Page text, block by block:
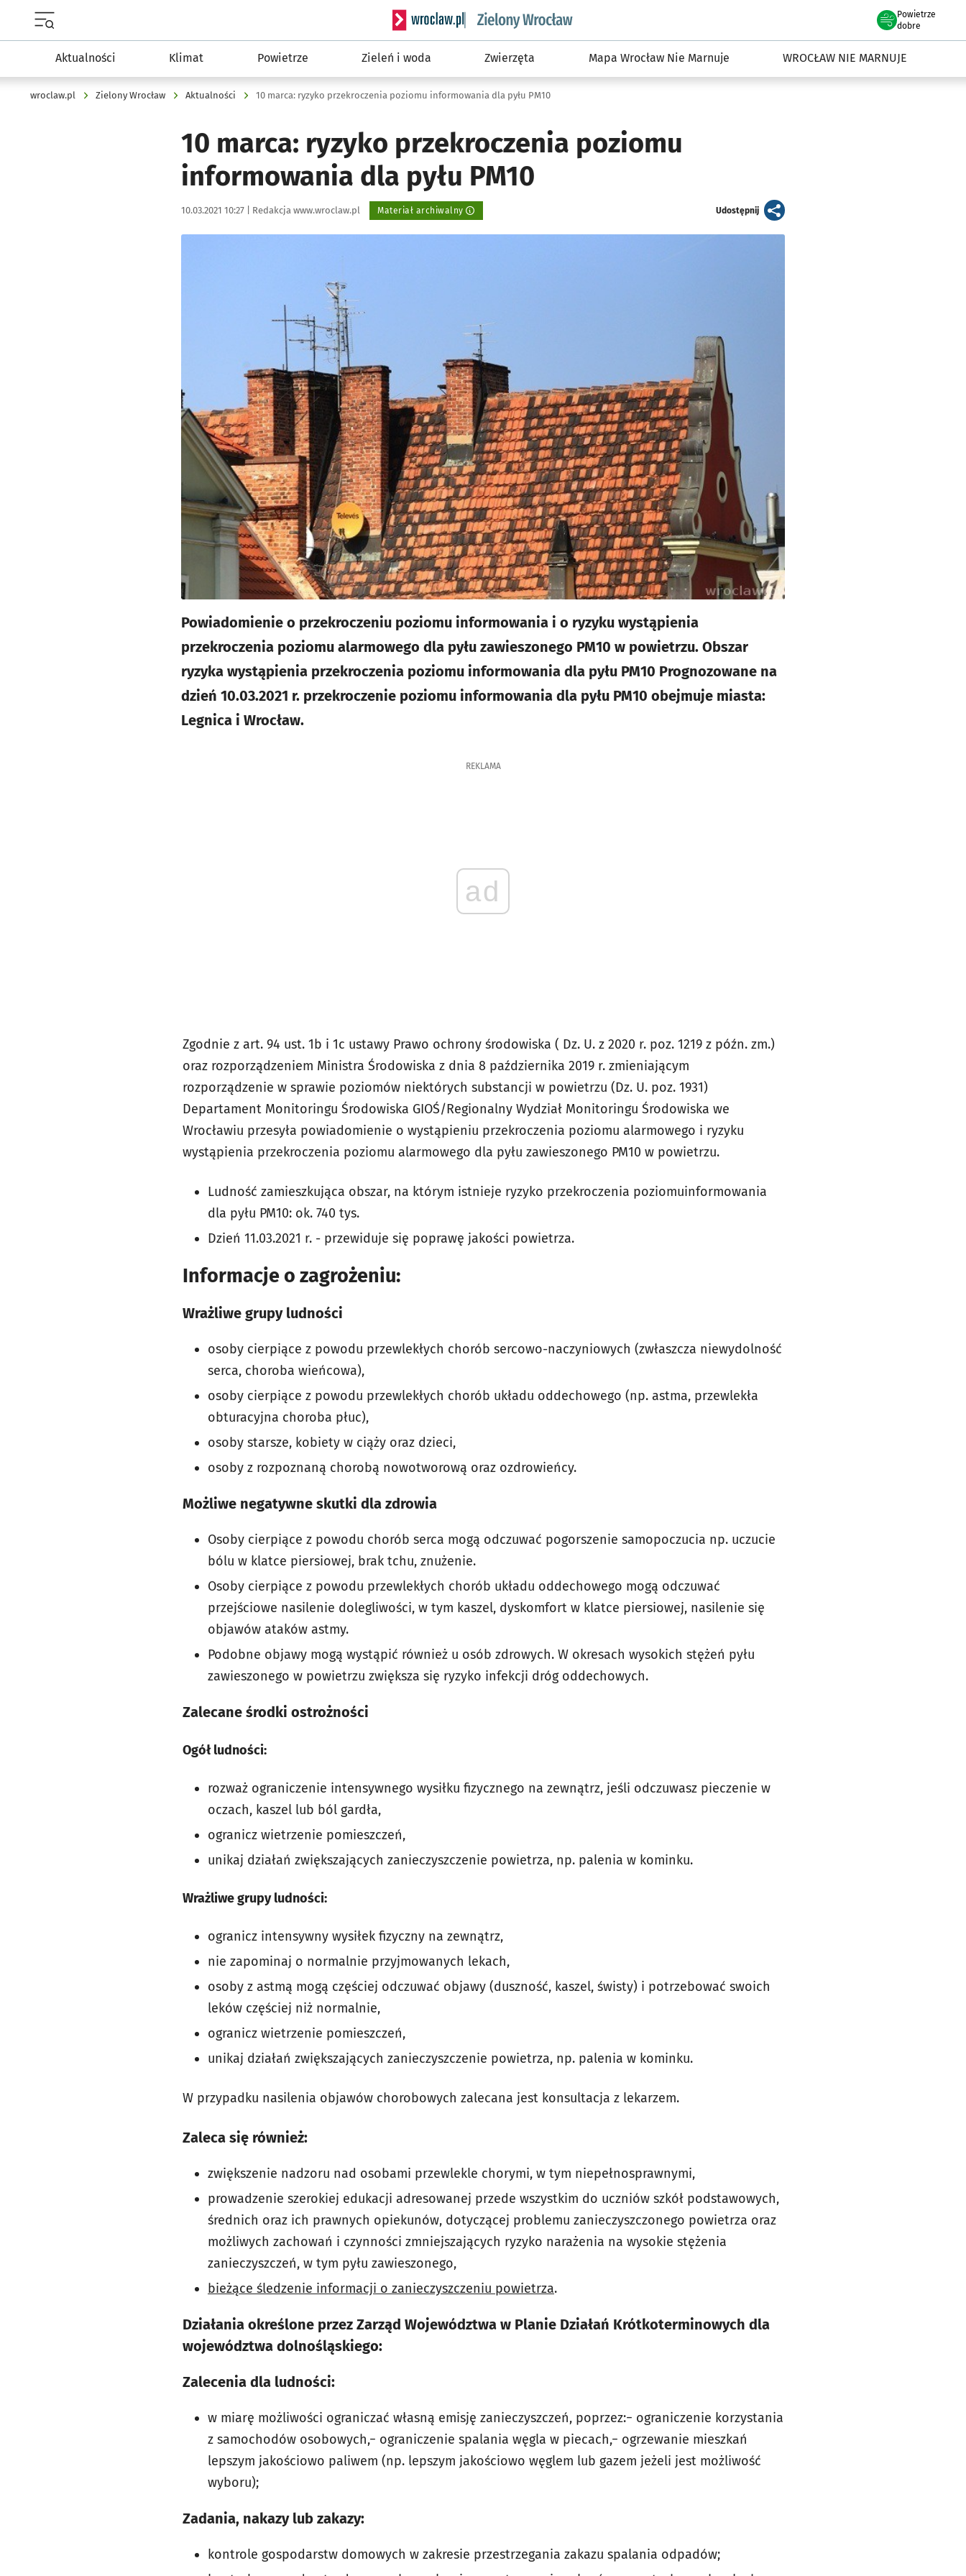
Serwis informacyjny wroclaw.pl podserwis: Środowisko we Wrocławiu
Powietrze
we Wrocławiu
dobre
Aktualności Klimat Powietrze Zieleń i woda Zwierzęta Mapa Wrocław Nie Marnuje WROCŁAW NIE MARNUJE
wroclaw.pl Zielony Wrocław Aktualności 10 marca: ryzyko przekroczenia poziomu informowania dla pyłu PM10
10 marca: ryzyko przekroczenia poziomu
informowania dla pyłu PM10
Data publikacji:
10.03.2021 10:27 | Autor:
Redakcja www.wroclaw.pl Materiał archiwalny Udostępnijartykuł
Powiadomienie o przekroczeniu poziomu informowania i o ryzyku wystąpienia
przekroczenia poziomu alarmowego dla pyłu zawieszonego PM10 w powietrzu. Obszar
ryzyka wystąpienia przekroczenia poziomu informowania dla pyłu PM10 Prognozowane na
dzień 10.03.2021 r. przekroczenie poziomu informowania dla pyłu PM10 obejmuje miasta:
Legnica i Wrocław.
REKLAMA
ad
Zgodnie z art. 94 ust. 1b i 1c ustawy Prawo ochrony środowiska ( Dz. U. z 2020 r. poz. 1219 z późn. zm.)
oraz rozporządzeniem Ministra Środowiska z dnia 8 października 2019 r. zmieniającym
rozporządzenie w sprawie poziomów niektórych substancji w powietrzu (Dz. U. poz. 1931)
Departament Monitoringu Środowiska GIOŚ/Regionalny Wydział Monitoringu Środowiska we
Wrocławiu przesyła powiadomienie o wystąpieniu przekroczenia poziomu alarmowego i ryzyku
wystąpienia przekroczenia poziomu alarmowego dla pyłu zawieszonego PM10 w powietrzu.
Ludność zamieszkująca obszar, na którym istnieje ryzyko przekroczenia poziomuinformowania
dla pyłu PM10: ok. 740 tys.
Dzień 11.03.2021 r. - przewiduje się poprawę jakości powietrza.
Informacje o zagrożeniu:
Wrażliwe grupy ludności
osoby cierpiące z powodu przewlekłych chorób sercowo-naczyniowych (zwłaszcza niewydolność
serca, choroba wieńcowa),
osoby cierpiące z powodu przewlekłych chorób układu oddechowego (np. astma, przewlekła
obturacyjna choroba płuc),
osoby starsze, kobiety w ciąży oraz dzieci,
osoby z rozpoznaną chorobą nowotworową oraz ozdrowieńcy.
Możliwe negatywne skutki dla zdrowia
Osoby cierpiące z powodu chorób serca mogą odczuwać pogorszenie samopoczucia np. uczucie
bólu w klatce piersiowej, brak tchu, znużenie.
Osoby cierpiące z powodu przewlekłych chorób układu oddechowego mogą odczuwać
przejściowe nasilenie dolegliwości, w tym kaszel, dyskomfort w klatce piersiowej, nasilenie się
objawów ataków astmy.
Podobne objawy mogą wystąpić również u osób zdrowych. W okresach wysokich stężeń pyłu
zawieszonego w powietrzu zwiększa się ryzyko infekcji dróg oddechowych.
Zalecane środki ostrożności
Ogół ludności:
rozważ ograniczenie intensywnego wysiłku fizycznego na zewnątrz, jeśli odczuwasz pieczenie w
oczach, kaszel lub ból gardła,
ogranicz wietrzenie pomieszczeń,
unikaj działań zwiększających zanieczyszczenie powietrza, np. palenia w kominku.
Wrażliwe grupy ludności:
ogranicz intensywny wysiłek fizyczny na zewnątrz,
nie zapominaj o normalnie przyjmowanych lekach,
osoby z astmą mogą częściej odczuwać objawy (duszność, kaszel, świsty) i potrzebować swoich
leków częściej niż normalnie,
ogranicz wietrzenie pomieszczeń,
unikaj działań zwiększających zanieczyszczenie powietrza, np. palenia w kominku.
W przypadku nasilenia objawów chorobowych zalecana jest konsultacja z lekarzem.
Zaleca się również:
zwiększenie nadzoru nad osobami przewlekle chorymi, w tym niepełnosprawnymi,
prowadzenie szerokiej edukacji adresowanej przede wszystkim do uczniów szkół podstawowych,
średnich oraz ich prawnych opiekunów, dotyczącej problemu zanieczyszczonego powietrza oraz
możliwych zachowań i czynności zmniejszających ryzyko narażenia na wysokie stężenia
zanieczyszczeń, w tym pyłu zawieszonego,
bieżące śledzenie informacji o zanieczyszczeniu powietrza.
Działania określone przez Zarząd Województwa w Planie Działań Krótkoterminowych dla
województwa dolnośląskiego:
Zalecenia dla ludności:
w miarę możliwości ograniczać własną emisję zanieczyszczeń, poprzez:− ograniczenie korzystania
z samochodów osobowych,− ograniczenie spalania węgla w piecach,− ogrzewanie mieszkań
lepszym jakościowo paliwem (np. lepszym jakościowo węglem lub gazem jeżeli jest możliwość
wyboru);
Zadania, nakazy lub zakazy:
kontrole gospodarstw domowych w zakresie przestrzegania zakazu spalania odpadów;